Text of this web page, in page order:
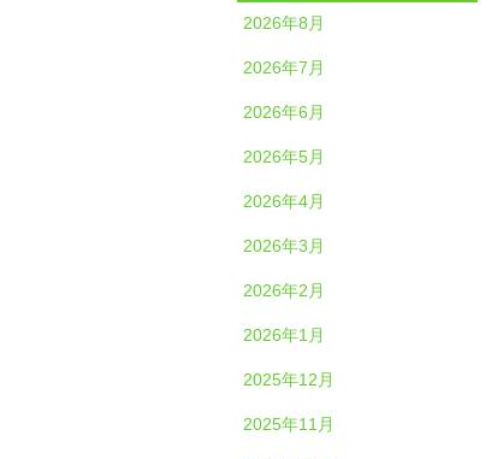
2026年8月
2026年7月
2026年6月
2026年5月
2026年4月
2026年3月
2026年2月
2026年1月
2025年12月
2025年11月